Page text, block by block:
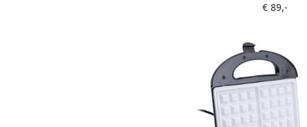
Wafelmachine met
met 5
800W
€ 89,-